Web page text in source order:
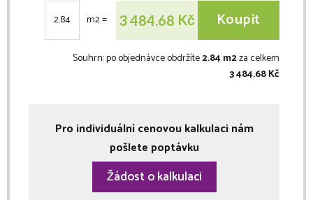
m2= 3 484.68 Kč Koupit
Souhrn:po objednávce obdržíte2.84 m2za celkem
3 484.68 Kč
Pro individuální cenovou kalkulaci nám
pošlete poptávku
Žádost o kalkulaci